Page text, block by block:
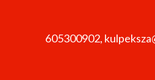
605300902,